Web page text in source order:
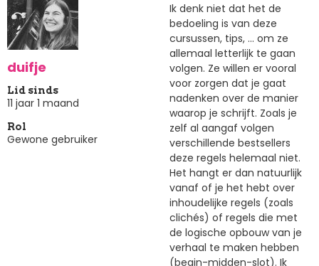
duifje
Lid sinds
11 jaar 1 maand
Rol
Gewone gebruiker
Ik denk niet dat het de
bedoeling is van deze
cursussen, tips, ... om ze
allemaal letterlijk te gaan
volgen. Ze willen er vooral
voor zorgen dat je gaat
nadenken over de manier
waarop je schrijft. Zoals je
zelf al aangaf volgen
verschillende bestsellers
deze regels helemaal niet.
Het hangt er dan natuurlijk
vanaf of je het hebt over
inhoudelijke regels (zoals
clichés) of regels die met
de logische opbouw van je
verhaal te maken hebben
(begin-midden-slot). Ik